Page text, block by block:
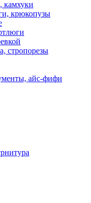
камхуки
крюкопузы
стропорезы
айс-фифи